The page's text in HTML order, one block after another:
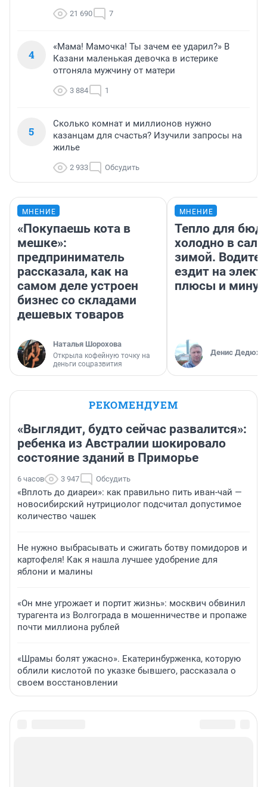
21 690 7
4
«Мама! Мамочка! Ты зачем ее ударил?» В
Казани маленькая девочка в истерике
отгоняла мужчину от матери
3 884 1
5
Сколько комнат и миллионов нужно
казанцам для счастья? Изучили запросы на
жилье
2 933 Обсудить
МНЕНИЕ
«Покупаешь кота в
мешке»:
предприниматель
рассказала, как на
самом деле устроен
бизнес со складами
дешевых товаров
Наталья Шорохова
Открыла кофейную точку на
деньги соцразвития
МНЕНИЕ
Тепло для
холодно в
зимой.
ездит на
плюсы и
Денис
РЕКОМЕНДУЕМ
«Выглядит, будто сейчас развалится»:
ребенка из Австралии шокировало
состояние зданий в Приморье
6 часов 3 947 Обсудить
«Вплоть до диареи»: как правильно пить иван-чай —
новосибирский нутрициолог подсчитал допустимое
количество чашек
Не нужно выбрасывать и сжигать ботву помидоров и
картофеля! Как я нашла лучшее удобрение для
яблони и малины
«Он мне угрожает и портит жизнь»: москвич обвинил
турагента из Волгограда в мошенничестве и пропаже
почти миллиона рублей
«Шрамы болят ужасно». Екатеринбурженка, которую
облили кислотой по указке бывшего, рассказала о
своем восстановлении